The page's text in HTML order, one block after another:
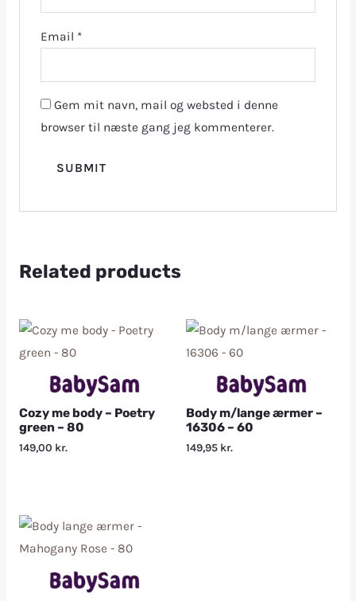
Email *
Gem mit navn, mail og websted i denne
browser til næste gang jeg kommenterer.
Related products
Cozy me body – Poetry
green – 80
149,00 kr.
Body m/lange ærmer –
16306 – 60
149,95 kr.